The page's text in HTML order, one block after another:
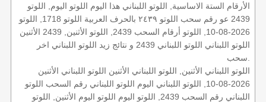
الأرقام الستة الاساسية, اللوتو اللبناني هذا اليوم اللوتو اليوم, اللوتو
2439 عو رقم سحب اللوتو ٢٤٣٩ بالحرف العربية اللوتو 1718, اللوتو
2026-08-10, اللوتو أرقام السحب 2439, اللوتو الأثنين, 2439 الأثنين
اللوتو اللبناني اللوتو اللبناني 2439 و نتائج زيد اللوتو اللبناني اخر
اللوتو اللبناني الأثنين, اللوتو اللبناني الأثنين اللوتو اللبناني الأثنين
2026-08-10, اللوتو اللبناني اليوم اللوتو اللبناني رقم السحب اللوتو
اللبناني رقم السحب 2439, اللوتو اليوم اللوتو اليوم الأثنين, اللوتو